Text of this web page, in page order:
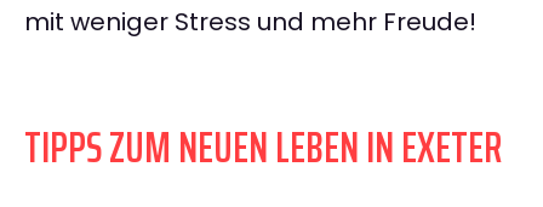
mit weniger Stress und mehr Freude!
TIPPS ZUM NEUEN LEBEN IN EXETER